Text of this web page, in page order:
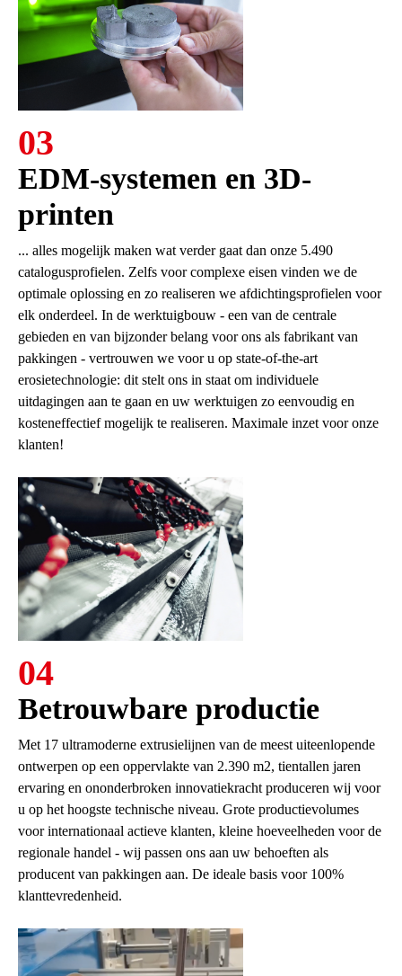
03
EDM-systemen en 3D-
printen
... alles mogelijk maken wat verder gaat dan onze 5.490
catalogusprofielen. Zelfs voor complexe eisen vinden we de
optimale oplossing en zo realiseren we afdichtingsprofielen voor
elk onderdeel. In de werktuigbouw - een van de centrale
gebieden en van bijzonder belang voor ons als fabrikant van
pakkingen - vertrouwen we voor u op state-of-the-art
erosietechnologie: dit stelt ons in staat om individuele
uitdagingen aan te gaan en uw werktuigen zo eenvoudig en
kosteneffectief mogelijk te realiseren. Maximale inzet voor onze
klanten!
04
Betrouwbare productie
Met 17 ultramoderne extrusielijnen van de meest uiteenlopende
ontwerpen op een oppervlakte van 2.390 m2, tientallen jaren
ervaring en ononderbroken innovatiekracht produceren wij voor
u op het hoogste technische niveau. Grote productievolumes
voor internationaal actieve klanten, kleine hoeveelheden voor de
regionale handel - wij passen ons aan uw behoeften als
producent van pakkingen aan. De ideale basis voor 100%
klanttevredenheid.